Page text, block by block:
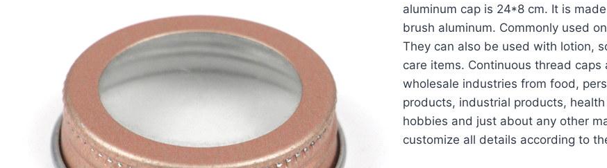
aluminum cap is 24*8 cm. It is
brush aluminum. Commonly used
They can also be used with lotion,
care items. Continuous thread
wholesale industries from food,
products, industrial products,
hobbies and just about any other
customize all details according to